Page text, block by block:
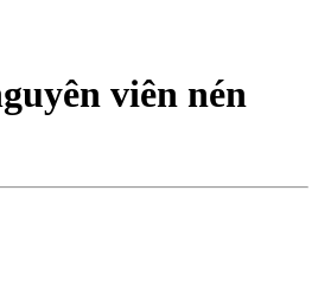
viên nén